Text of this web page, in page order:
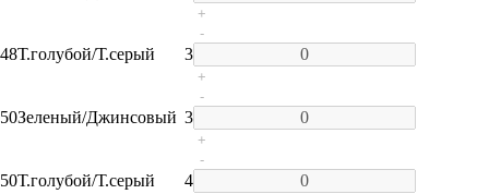
+
48Т.голубой/Т.серый 3
-
+
50Зеленый/Джинсовый 3
-
+
50Т.голубой/Т.серый 4
-